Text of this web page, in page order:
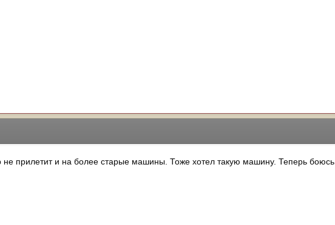
не прилетит и на более старые машины. Тоже хотел такую машину. Теперь боюсь.